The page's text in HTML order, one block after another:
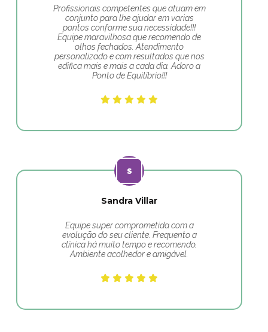
Profissionais competentes que atuam em
conjunto para lhe ajudar em varias
pontos conforme sua necessidade!!!
Equipe maravilhosa que recomendo de
olhos fechados. Atendimento
personalizado e com resultados que nos
edifica mais e mais a cada dia. Adoro a
Ponto de Equilíbrio!!!
Sandra Villar
Equipe super comprometida com a
evolução do seu cliente. Frequento a
clínica há muito tempo e recomendo.
Ambiente acolhedor e amigável.